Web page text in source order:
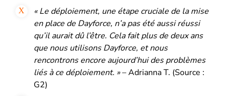
« Le déploiement, une étape cruciale de la mise
en place de Dayforce, n’a pas été aussi réussi
qu’il aurait dû l’être. Cela fait plus de deux ans
que nous utilisons Dayforce, et nous
rencontrons encore aujourd’hui des problèmes
liés à ce déploiement. »– Adrianna T. (Source :
G2)